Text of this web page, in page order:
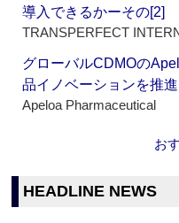
導入できるかーその[2]
TRANSPERFECT
グローバルCDMOの
品イノベーションを推進
Apeloa Pharmaceutical
お
HEADLINE NEWS